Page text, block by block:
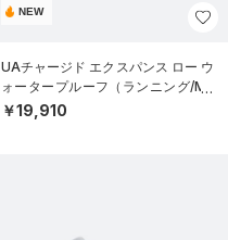
NEW
UAチャージド エクスパンス ロー ウ
ォータープルーフ（ランニング/ME
N）
￥19,910